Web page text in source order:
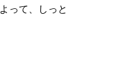
って、しっと